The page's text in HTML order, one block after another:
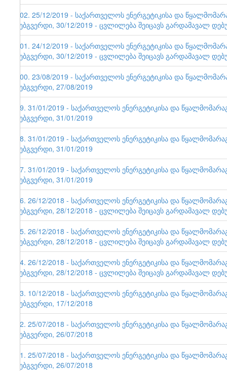
102. 25/12/2019 - საქართველოს ენერგეტიკისა და
ვებგვერდი, 30/12/2019 - ცვლილება შეიცავს გარდამავალ
101. 24/12/2019 - საქართველოს ენერგეტიკისა და
ვებგვერდი, 30/12/2019 - ცვლილება შეიცავს გარდამავალ
100. 23/08/2019 - საქართველოს ენერგეტიკისა და
ვებგვერდი, 27/08/2019
99. 31/01/2019 - საქართველოს ენერგეტიკისა და
ვებგვერდი, 31/01/2019
98. 31/01/2019 - საქართველოს ენერგეტიკისა და
ვებგვერდი, 31/01/2019
97. 31/01/2019 - საქართველოს ენერგეტიკისა და
ვებგვერდი, 31/01/2019
96. 26/12/2018 - საქართველოს ენერგეტიკისა და
ვებგვერდი, 28/12/2018 - ცვლილება შეიცავს გარდამავალ
95. 26/12/2018 - საქართველოს ენერგეტიკისა და
ვებგვერდი, 28/12/2018 - ცვლილება შეიცავს გარდამავალ
94. 26/12/2018 - საქართველოს ენერგეტიკისა და
ვებგვერდი, 28/12/2018 - ცვლილება შეიცავს გარდამავალ
93. 10/12/2018 - საქართველოს ენერგეტიკისა და
ვებგვერდი, 17/12/2018
92. 25/07/2018 - საქართველოს ენერგეტიკისა და
ვებგვერდი, 26/07/2018
91. 25/07/2018 - საქართველოს ენერგეტიკისა და
ვებგვერდი, 26/07/2018